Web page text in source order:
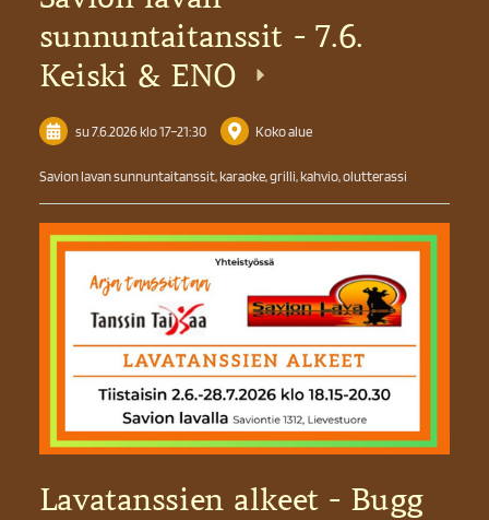
sunnuntaitanssit - 7.6.
Keiski & ENO
su 7.6.2026klo 17–21:30 Koko alue
Savion lavan sunnuntaitanssit, karaoke, grilli, kahvio, olutterassi
Lavatanssien alkeet - Bugg